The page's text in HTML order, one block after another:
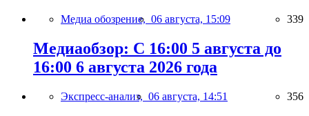
Медиа обозрение, 06 августа, 15:09 339
Медиаобзор: С 16:00 5 августа до
16:00 6 августа 2026 года
Экспресс-анализ, 06 августа, 14:51 356